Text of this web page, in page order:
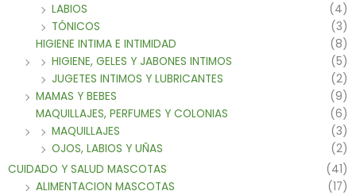
LABIOS
(4)
TÓNICOS
(3)
HIGIENE INTIMA E INTIMIDAD
(8)
HIGIENE, GELES Y JABONES INTIMOS
(5)
JUGETES INTIMOS Y LUBRICANTES
(2)
MAMAS Y BEBES
(9)
MAQUILLAJES, PERFUMES Y COLONIAS
(6)
MAQUILLAJES
(3)
OJOS, LABIOS Y UÑAS
(2)
CUIDADO Y SALUD MASCOTAS
(41)
ALIMENTACION MASCOTAS
(17)